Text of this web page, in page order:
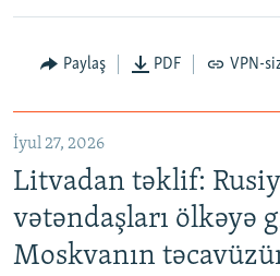
Paylaş PDF VPN-
İyul 27, 2026
Litvadan təklif:
vətəndaşları ölkəyə
Moskvanın